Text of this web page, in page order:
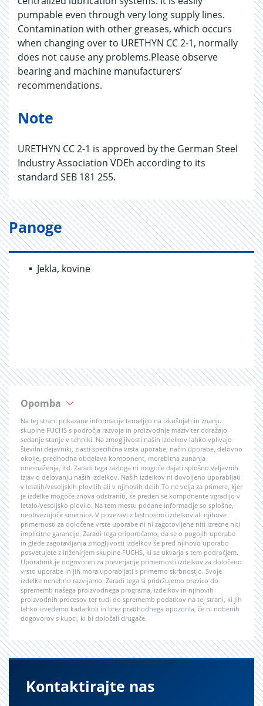
pumpable even through very long supply lines.
Contamination with other greases, which occurs
when changing over to URETHYN CC 2-1, normally
does not cause any problems.Please observe
bearing and machine manufacturers’
recommendations.
Note
URETHYN CC 2-1 is approved by the German Steel
Industry Association VDEh according to its
standard SEB 181 255.
Panoge
Jekla, kovine
Opomba
Na tej strani prikazane informacije temeljijo na izkušnjah in znanju
skupine FUCHS s področja razvoja in proizvodnje maziv ter odražajo
sedanje stanje v tehniki. Na zmogljivosti naših izdelkov lahko vplivajo
številni dejavniki, zlasti specifična vrsta uporabe, način uporabe, delovno
okolje, predhodna obdelava komponent, morebitna zunanja
onesnaženja, itd. Zaradi tega razloga ni mogoče dajati splošno veljavnih
izjav o delovanju naših izdelkov. Naših izdelkov ni dovoljeno uporabljati
v letalih/vesoljskih plovilih ali v njihovih delih To ne velja za primere, kjer
je izdelke mogoče znova odstraniti, še preden se komponente vgradijo v
letalo/vesoljsko plovilo. Na tem mestu podane informacije so splošne,
neobvezujoče smernice. V povezavi z lastnostmi izdelkov ali njihove
primernosti za določene vrste uporabe ni ni zagotovljene niti izrecne niti
implicitne garancije. Zaradi tega priporočamo, da se o pogojih uporabe
in glede zagotavljanja zmogljivosti izdelkov še pred njihovo uporabo
posvetujete z inženirjem skupine FUCHS, ki se ukvarja s tem področjem.
Uporabnik je odgovoren za preverjanje primernosti izdelkov za določeno
vrsto uporabe in jih mora uporabljati s primerno skrbnostjo. Svoje
izdelke nenehno razvijamo. Zaradi tega si pridržujemo pravico do
sprememb našega proizvodnega programa, izdelkov in njihovih
proizvodnih procesov ter tudi do sprememb podatkov na tej strani, ki jih
lahko izvedemo kadarkoli in brez predhodnega opozorila, če ni nobenih
dogovorov s kupci, ki bi določali drugače.
Kontaktirajte nas